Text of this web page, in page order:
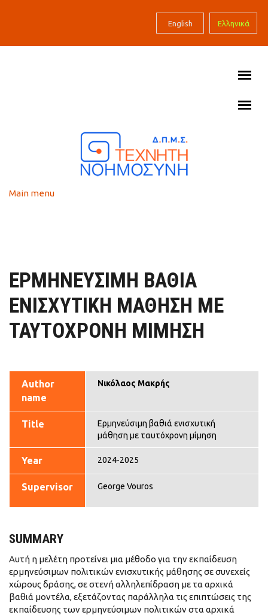
English Ελληνικά
Main menu
ΕΡΜΗΝΕΎΣΙΜΗ ΒΑΘΙΆ
ΕΝΙΣΧΥΤΙΚΉ ΜΆΘΗΣΗ ΜΕ
ΤΑΥΤΌΧΡΟΝΗ ΜΊΜΗΣΗ
Author
name
Νικόλαος Μακρής
Title
Ερμηνεύσιμη βαθιά ενισχυτική
μάθηση με ταυτόχρονη μίμηση
Year 2024-2025
Supervisor George Vouros
SUMMARY
Αυτή η μελέτη προτείνει μια μέθοδο για την εκπαίδευση
ερμηνεύσιμων πολιτικών ενισχυτικής μάθησης σε συνεχείς
χώρους δράσης, σε στενή αλληλεπίδραση με τα αρχικά
βαθιά μοντέλα, εξετάζοντας παράλληλα τις επιπτώσεις της
εκπαίδευσης των ερμηνεύσιμων πολιτικών στα αρχικά